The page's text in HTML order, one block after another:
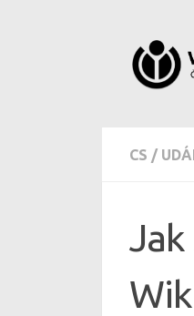
CS /